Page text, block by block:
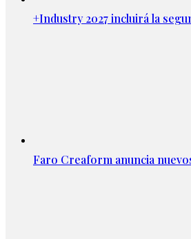
+Industry 2027 incluirá la
Faro Creaform anuncia